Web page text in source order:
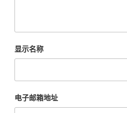
显示名称
电子邮箱地址